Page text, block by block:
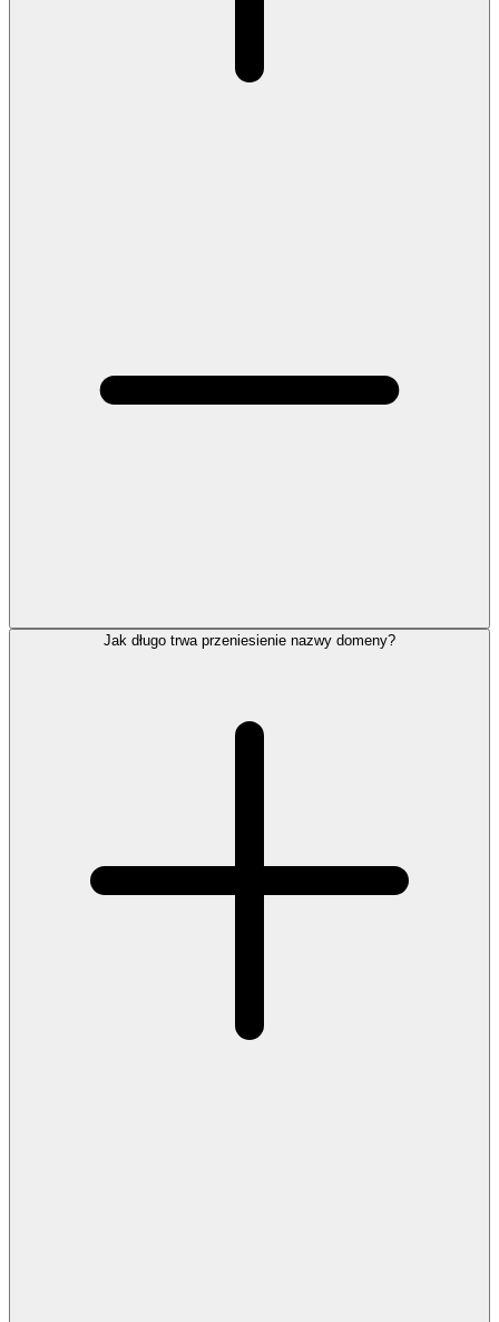
Jak długo trwa przeniesienie nazwy domeny?